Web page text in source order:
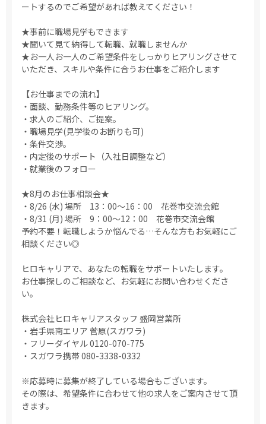
ートするのでご希望があれば教えてください！
★事前に職場見学もできます
★聞いて見て納得して転職、就職しませんか
★お一人お一人のご希望条件をしっかりヒアリングさせて
いただき、スキルや条件に合うお仕事をご紹介します
【お仕事までの流れ】
・面談、勤務条件等のヒアリング。
・求人のご紹介、ご提案。
・職場見学(見学後のお断りも可)
・条件交渉。
・内定後のサポート（入社日調整など）
・就業後のフォロー
★8月のお仕事相談会★
・8/26 (水) 場所 13：00～16：00 花巻市交流会館
・8/31 (月) 場所 9：00～12：00 花巻市交流会館
予約不要！転職しようか悩んでる…そんな方もお気軽にご
相談ください◎
ヒロキャリアで、あなたの転職をサポートいたします。
お仕事探しのご相談など、お気軽にお問い合わせくださ
い。
株式会社ヒロキャリアスタッフ 盛岡営業所
・岩手県南エリア 菅原(スガワラ)
・フリーダイヤル 0120-070-775
・スガワラ携帯 080-3338-0332
※応募時に募集が終了している場合もございます。
その際は、希望条件に合わせて他の求人をご案内させて頂
きます。